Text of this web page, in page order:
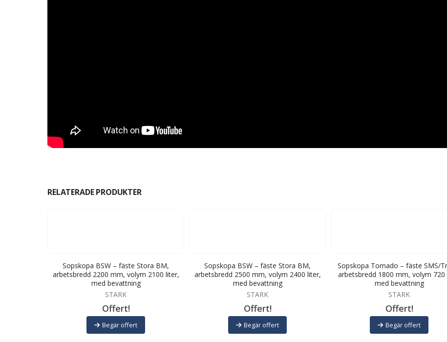
RELATERADE PRODUKTER
Sopskopa BSW – fäste Stora BM,
arbetsbredd 2200 mm, volym 2100 liter,
med bevattning
STARK
Offert!
Begär offert
Sopskopa BSW – fäste Stora BM,
arbetsbredd 2500 mm, volym 2400 liter,
med bevattning
STARK
Offert!
Begär offert
Sopskopa Tornado – fäste SMS/
arbetsbredd 1800 mm, volym 720
med bevattning
STARK
Offert!
Begär offert